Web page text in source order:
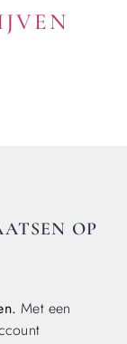
OP
Met een